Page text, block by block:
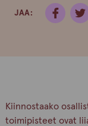
JAA:
Kiinnostaako
toimipisteet ovat